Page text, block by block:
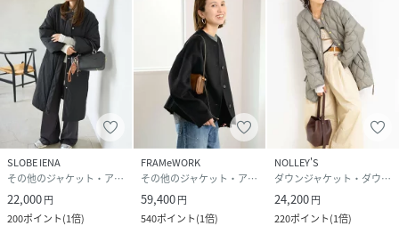
光沢感：あり
生地の厚さ：普通
＊＊＊＊＊＊＊＊＊＊＊＊＊＊＊＊＊＊＊＊＊＊
※原価高騰により価格を変更しております。
￥25.000（税抜き）→￥32.000（税抜き）
※カラーによりアテンションが異なります。
ブラック：日光や蛍光灯の光に弱く、色あせ（変色）しやす
い性質があるので、長時間の直射日光は避けてください。
SLOBE IENA
その他のジャケット・アウター
22,000円
200ポイント(1倍)
FRAMeWORK
その他のジャケット・アウター
59,400円
540ポイント(1倍)
NOLLEY'S
ダウンジャケット・ダウンベスト
24,200円
220ポイント(1倍)